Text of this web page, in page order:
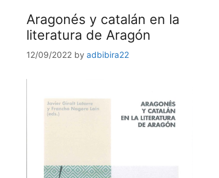
Aragonés y catalán en la
literatura de Aragón
12/09/2022 by adbibira22